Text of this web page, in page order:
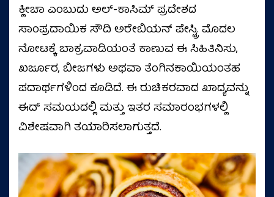
ಕ್ಲೀಚಾ ಎಂಬುದು ಅಲ್-ಕಾಸಿಮ್ ಪ್ರದೇಶದ
ಸಾಂಪ್ರದಾಯಿಕ ಸೌದಿ ಅರೇಬಿಯನ್ ಪೇಸ್ಟ್ರಿ. ಮೊದಲ
ನೋಟಕ್ಕೆ ಬಾಕ್ರವಾಡಿಯಂತೆ ಕಾಣುವ ಈ ಸಿಹಿತಿನಿಸು,
ಖರ್ಜೂರ, ಬೀಜಗಳು ಅಥವಾ ತೆಂಗಿನಕಾಯಿಯಂತಹ
ಪದಾರ್ಥಗಳಿಂದ ಕೂಡಿದೆ. ಈ ರುಚಿಕರವಾದ ಖಾದ್ಯವನ್ನು
ಈದ್ ಸಮಯದಲ್ಲಿ ಮತ್ತು ಇತರ ಸಮಾರಂಭಗಳಲ್ಲಿ
ವಿಶೇಷವಾಗಿ ತಯಾರಿಸಲಾಗುತ್ತದೆ.